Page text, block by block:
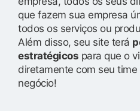
que fazem sua empresa
todos os serviços ou
Além disso, seu site terá
estratégicos para que o
diretamente com seu
negócio!